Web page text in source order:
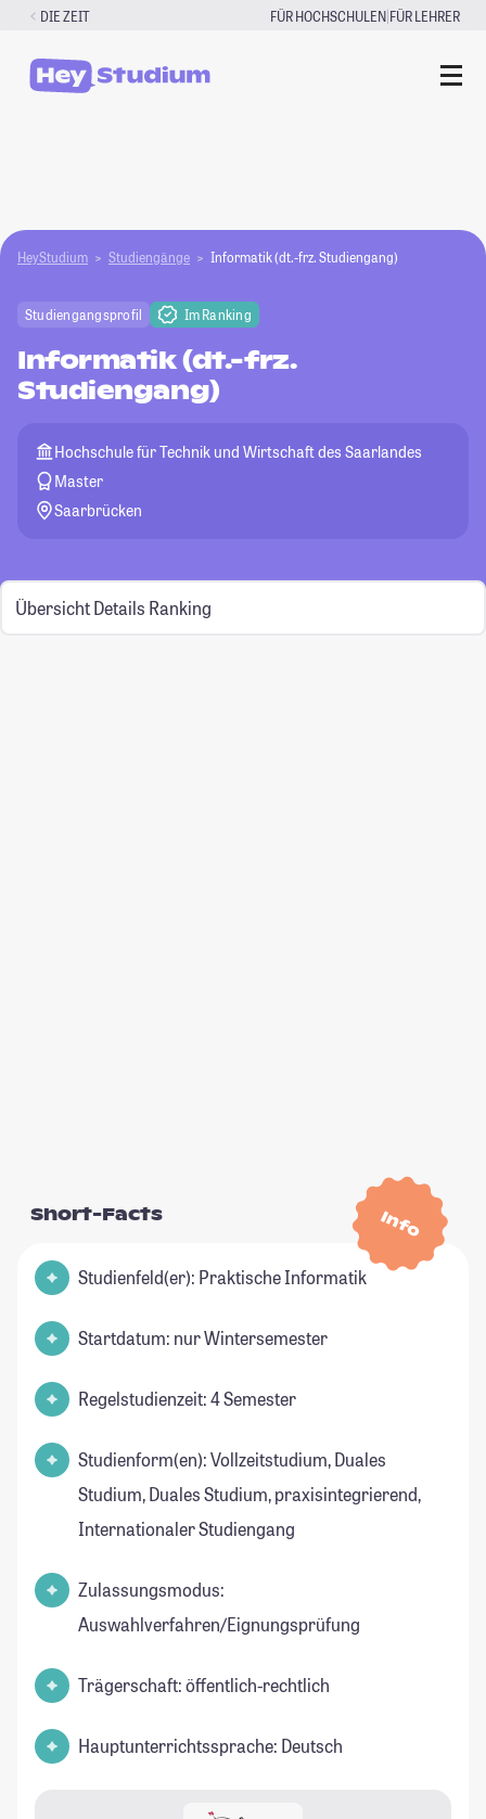
Zum
springen
DIE ZEIT FÜR HOCHSCHULEN|FÜR LEHRER
HeyStudium Studiengänge Informatik (dt.-frz. Studiengang)
Studiengangsprofil Im Ranking
Informatik (dt.-frz.
Studiengang)
Hochschule für Technik und Wirtschaft des Saarlandes
Master
Saarbrücken
Übersicht Details Ranking
Info
Short-Facts
Studienfeld(er): Praktische Informatik
Startdatum: nur Wintersemester
Regelstudienzeit: 4 Semester
Studienform(en): Vollzeitstudium, Duales
Studium, Duales Studium, praxisintegrierend,
Internationaler Studiengang
Zulassungsmodus:
Auswahlverfahren/Eignungsprüfung
Trägerschaft: öffentlich-rechtlich
Hauptunterrichtssprache: Deutsch